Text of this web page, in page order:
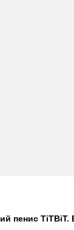
пенис TiTBiT.